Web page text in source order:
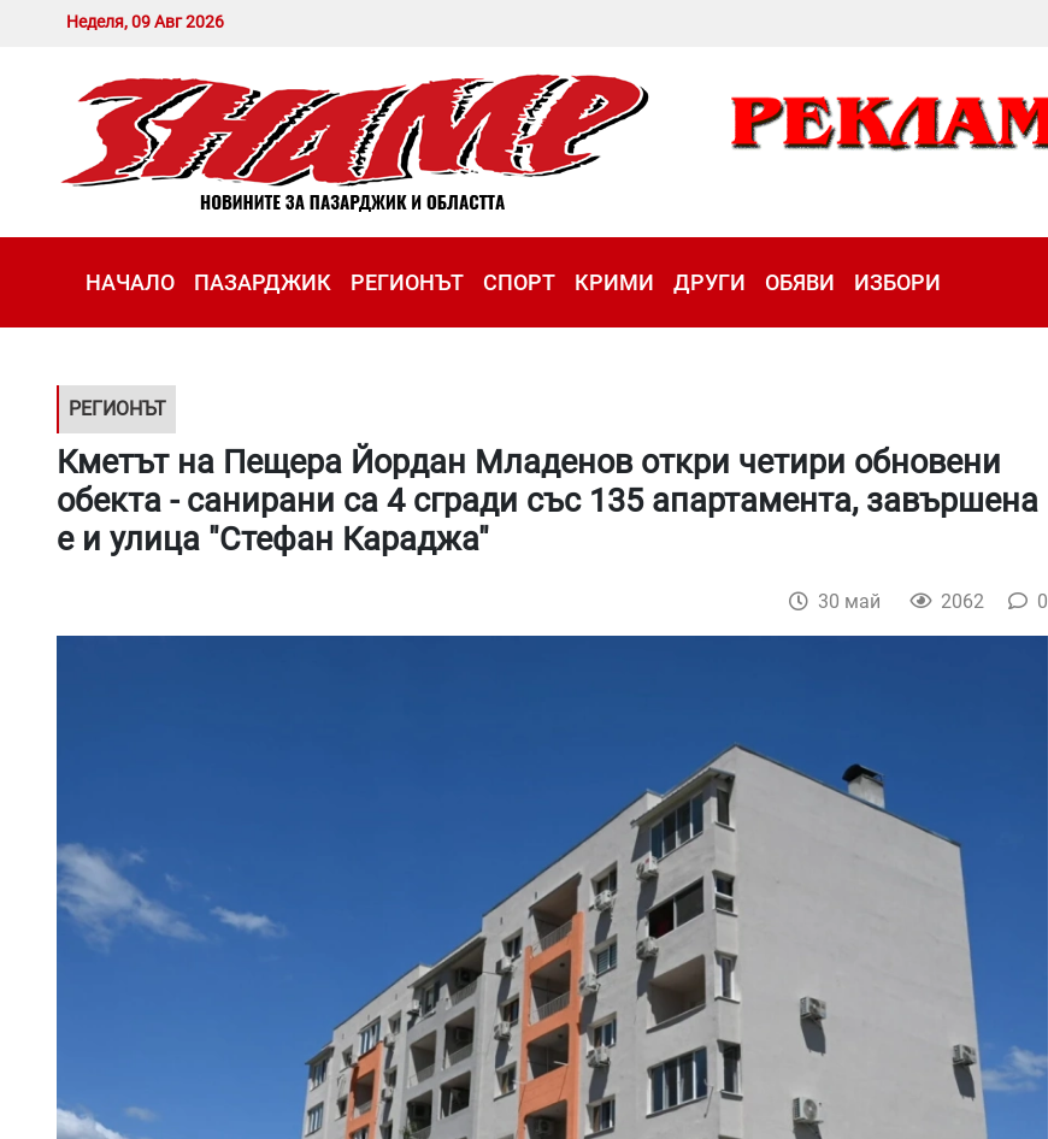
Неделя, 09 Авг 2026
НАЧАЛО ПАЗАРДЖИК РЕГИОНЪТ СПОРТ КРИМИ ДРУГИ ОБЯВИ ИЗБОРИ
РЕГИОНЪТ
Кметът на Пещера Йордан Младенов откри четири обновени
обекта - санирани са 4 сгради със 135 апартамента, завършена
е и улица "Стефан Караджа"
30 май 2062 0